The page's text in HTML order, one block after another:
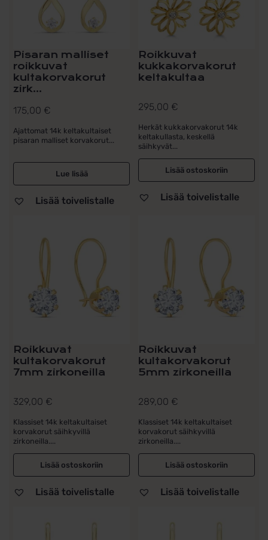
Pisaran malliset
roikkuvat
kultakorvakorut
zirk...
175,00 €
Ajattomat 14k keltakultaiset
pisaran malliset korvakorut...
Lue lisää
Lisää toivelistalle
Roikkuvat
kukkakorvakorut
keltakultaa
295,00 €
Herkät kukkakorvakorut 14k
keltakullasta, keskellä
säihkyvät...
Lisää ostoskoriin
Lisää toivelistalle
Roikkuvat
kultakorvakorut
7mm zirkoneilla
329,00 €
Klassiset 14k keltakultaiset
korvakorut säihkyvillä
zirkoneilla....
Lisää ostoskoriin
Lisää toivelistalle
Roikkuvat
kultakorvakorut
5mm zirkoneilla
289,00 €
Klassiset 14k keltakultaiset
korvakorut säihkyvillä
zirkoneilla....
Lisää ostoskoriin
Lisää toivelistalle